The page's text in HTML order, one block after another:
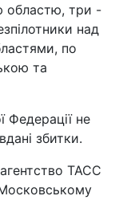
областю, три -
над
по
та
Федерації не
збитки.
ТАСС